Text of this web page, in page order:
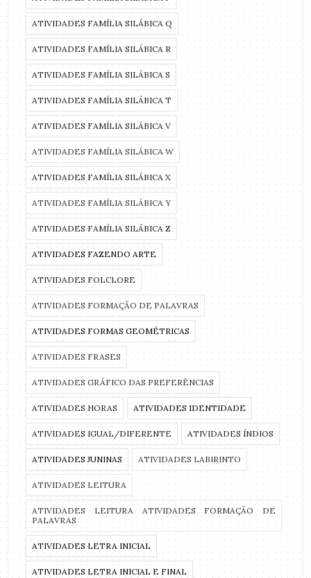
ATIVIDADES FAMÍLIA SILÁBICA Q
ATIVIDADES FAMÍLIA SILÁBICA R
ATIVIDADES FAMÍLIA SILÁBICA S
ATIVIDADES FAMÍLIA SILÁBICA T
ATIVIDADES FAMÍLIA SILÁBICA V
ATIVIDADES FAMÍLIA SILÁBICA W
ATIVIDADES FAMÍLIA SILÁBICA X
ATIVIDADES FAMÍLIA SILÁBICA Y
ATIVIDADES FAMÍLIA SILÁBICA Z
ATIVIDADES FAZENDO ARTE
ATIVIDADES FOLCLORE
ATIVIDADES FORMAÇÃO DE PALAVRAS
ATIVIDADES FORMAS GEOMÉTRICAS
ATIVIDADES FRASES
ATIVIDADES GRÁFICO DAS PREFERÊNCIAS
ATIVIDADES HORAS ATIVIDADES IDENTIDADE
ATIVIDADES IGUAL/DIFERENTE ATIVIDADES ÍNDIOS
ATIVIDADES JUNINAS ATIVIDADES LABIRINTO
ATIVIDADES LEITURA
ATIVIDADES LEITURA ATIVIDADES FORMAÇÃO DE
PALAVRAS
ATIVIDADES LETRA INICIAL
ATIVIDADES LETRA INICIAL E FINAL